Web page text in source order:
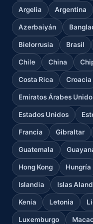
Argelia Argentina
Azerbaiyán
Bielorrusia Brasil
Chile China
Costa Rica Croacia
Emiratos Árabes
Estados Unidos
Francia Gibraltar
Guatemala
Hong Kong Hungría
Islandia Islas Aland
Kenia Letonia
Luxemburgo